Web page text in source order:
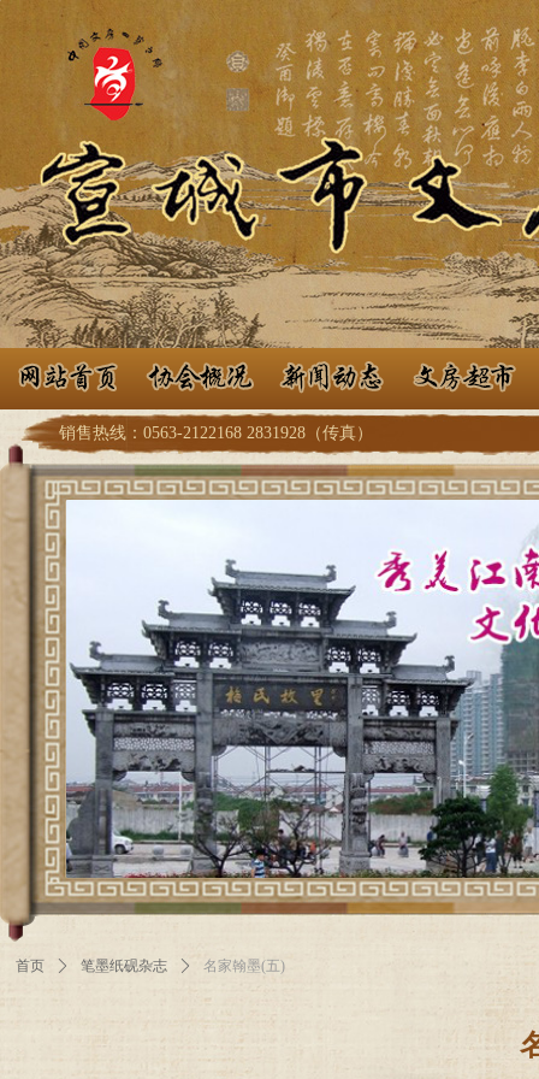
销售热线：0563-2122168 2831928（传真）
首页 ꄲ 笔墨纸砚杂志 ꄲ 名家翰墨(五)